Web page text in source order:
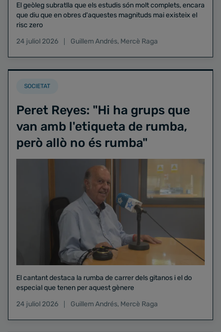
El geòleg subratlla que els estudis són molt complets, encara
que diu que en obres d'aquestes magnituds mai existeix el
risc zero
24 juliol 2026
Guillem Andrés, Mercè Raga
SOCIETAT
Peret Reyes: "Hi ha grups que
van amb l'etiqueta de rumba,
però allò no és rumba"
El cantant destaca la rumba de carrer dels gitanos i el do
especial que tenen per aquest gènere
24 juliol 2026
Guillem Andrés, Mercè Raga